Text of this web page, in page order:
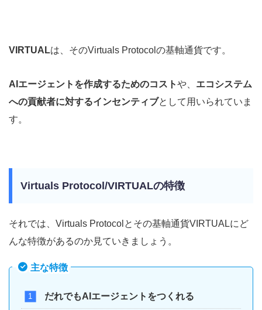
VIRTUALは、そのVirtuals Protocolの基軸通貨です。
AIエージェントを作成するためのコストや、 エコシステム
への貢献者に対するインセンティブとして用いられていま
す。
Virtuals Protocol/VIRTUALの特徴
それでは、Virtuals Protocolとその基軸通貨VIRTUALにど
んな特徴があるのか見ていきましょう。
主な特徴
だれでもAIエージェントをつくれる